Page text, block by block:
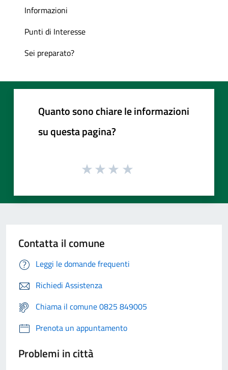
Informazioni
Punti di Interesse
Sei preparato?
Quanto sono chiare le informazioni
su questa pagina?
Contatta il comune
Leggi le domande frequenti
Richiedi Assistenza
Chiama il comune 0825 849005
Prenota un appuntamento
Problemi in città